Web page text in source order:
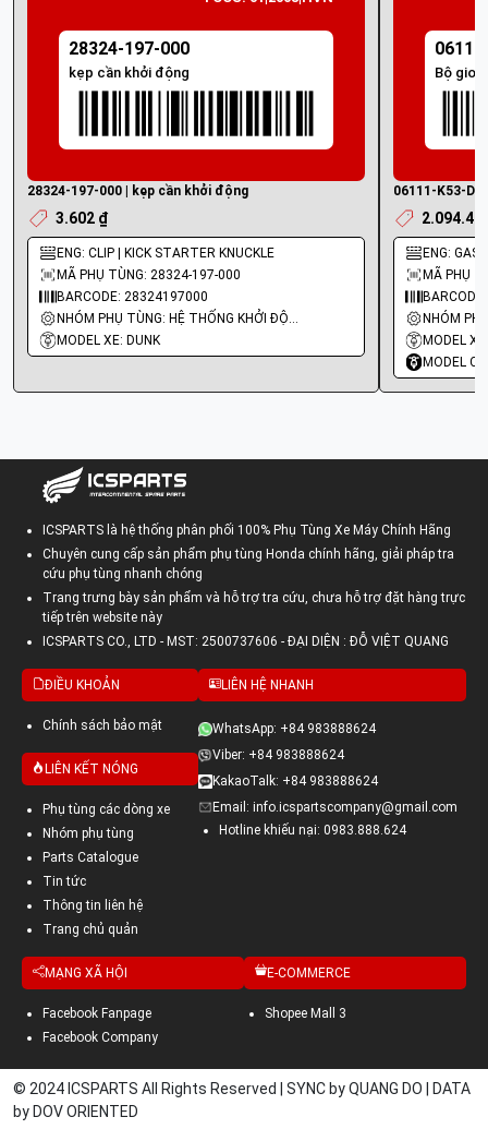
28324-197-000
kẹp cần khởi động
28324-197-000 | kẹp cần khởi động
3.602 ₫
ENG: CLIP | KICK STARTER KNUCKLE
MÃ PHỤ TÙNG: 28324-197-000
BARCODE: 28324197000
NHÓM PHỤ TÙNG: HỆ THỐNG KHỞI ĐỘNG - ĐỀ
MODEL XE: DUNK
Bộ
06111-K53-
ENG:
MÃ PHỤ
MODEL
MODEL
ICSPARTS là hệ thống phân phối 100% Phụ Tùng Xe Máy Chính Hãng
Chuyên cung cấp sản phẩm phụ tùng Honda chính hãng, giải pháp tra
cứu phụ tùng nhanh chóng
Trang trưng bày sản phẩm và hỗ trợ tra cứu, chưa hỗ trợ đặt hàng trực
tiếp trên website này
ICSPARTS CO., LTD - MST: 2500737606 - ĐẠI DIỆN : ĐỖ VIỆT QUANG
ĐIỀU KHOẢN
Chính sách bảo mật
LIÊN KẾT NÓNG
Phụ tùng các dòng xe
Nhóm phụ tùng
Parts Catalogue
Tin tức
Thông tin liên hệ
Trang chủ quản
LIÊN HỆ NHANH
WhatsApp: +84 983888624
Viber: +84 983888624
KakaoTalk: +84 983888624
Email: info.icspartscompany@gmail.com
Hotline khiếu nại: 0983.888.624
MẠNG XÃ HỘI
Facebook Fanpage
Facebook Company
E-COMMERCE
Shopee Mall 3
© 2024 ICSPARTS All Rights Reserved | SYNC by QUANG DO | DATA
by DOV ORIENTED